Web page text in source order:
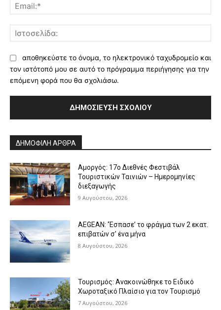
αποθηκεύστε το όνομα, το ηλεκτρονικό ταχυδρομείο και
τον ιστότοπό μου σε αυτό το πρόγραμμα περιήγησης για την
επόμενη φορά που θα σχολιάσω.
ΔΗΜΟΦΙΛΗ ΑΡΘΡΑ
Αμοργός: 17ο Διεθνές Φεστιβάλ
Τουριστικών Ταινιών – Ημερομηνίες
διεξαγωγής
9 Αυγούστου, 2026
AEGEAN: ‘Έσπασε’ το φράγμα των 2 εκατ.
επιβατών σ’ ένα μήνα
8 Αυγούστου, 2026
Τουρισμός: Ανακοινώθηκε το Ειδικό
Χωροταξικό Πλαίσιο για τον Τουρισμό
7 Αυγούστου, 2026